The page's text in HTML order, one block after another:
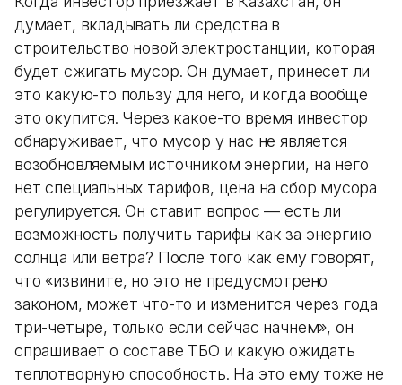
думает, вкладывать ли средства в
строительство новой электростанции, которая
будет сжигать мусор. Он думает, принесет ли
это какую-то пользу для него, и когда вообще
это окупится. Через какое-то время инвестор
обнаруживает, что мусор у нас не является
возобновляемым источником энергии, на него
нет специальных тарифов, цена на сбор мусора
регулируется. Он ставит вопрос — есть ли
возможность получить тарифы как за энергию
солнца или ветра? После того как ему говорят,
что «извините, но это не предусмотрено
законом, может что-то и изменится через года
три-четыре, только если сейчас начнем», он
спрашивает о составе ТБО и какую ожидать
теплотворную способность. На это ему тоже не